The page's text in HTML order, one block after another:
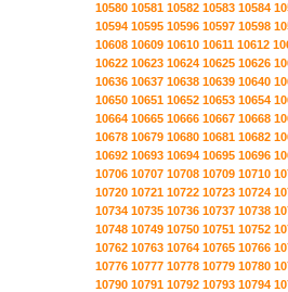
10580 10581 10582 10583 10584
10594 10595 10596 10597 10598
10608 10609 10610 10611 10612
10622 10623 10624 10625 10626
10636 10637 10638 10639 10640
10650 10651 10652 10653 10654
10664 10665 10666 10667 10668
10678 10679 10680 10681 10682
10692 10693 10694 10695 10696
10706 10707 10708 10709 10710
10720 10721 10722 10723 10724
10734 10735 10736 10737 10738
10748 10749 10750 10751 10752
10762 10763 10764 10765 10766
10776 10777 10778 10779 10780
10790 10791 10792 10793 10794